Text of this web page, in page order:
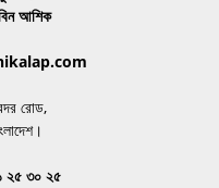
আশিক
রোড,
২৫ ৩০ ২৫